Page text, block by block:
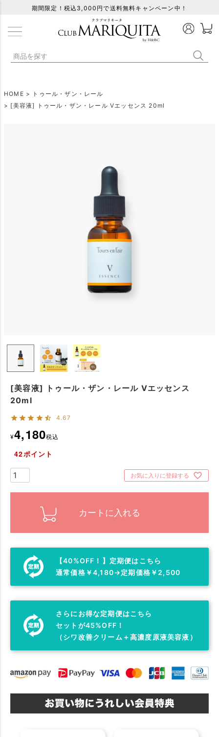
期間限定！税込3,000円で送料無料キャンペーン中！
HOME
トゥール・ザン・レール
[美容液] トゥール・ザン・レール Vエッセンス 20ml
[美容液] トゥール・ザン・レール Vエッセンス
20ml
4.67
¥4,180税込
42ポイント
お気に入りに登録する
カートに入れる
【40%OFF！】定期便はこちら
通常価格￥4,180→定期価格￥2,500
さらにお得な定期便はこちら
セットが45%OFF！
（シワ改善クリーム＋高濃度原液美容液）